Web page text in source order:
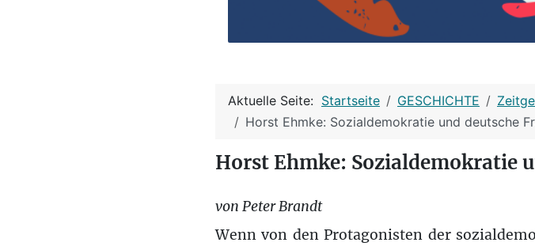
Aktuelle Seite: Startseite GESCHICHTE
Horst Ehmke: Sozialdemokratie und deutsche
Horst Ehmke: Sozialdemokratie
von Peter Brandt
Wenn von den Protagonisten der